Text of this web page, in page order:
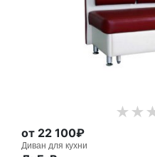
от 22 100₽
Диван для кухни